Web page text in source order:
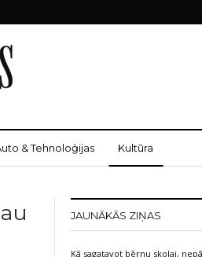
& Tehnoloģijas Kultūra
JAUNĀKĀS ZIŅAS
Kā sagatavot bērnu skolai,